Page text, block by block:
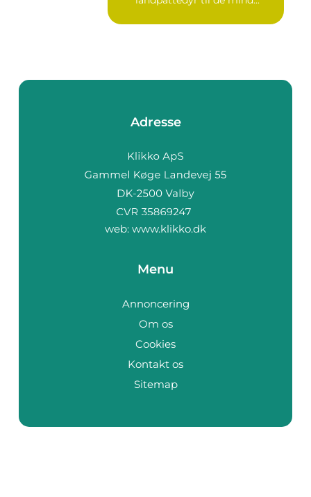
Adresse
web: www.klikko.dk
Menu
Annoncering
Om os
Cookies
Kontakt os
Sitemap